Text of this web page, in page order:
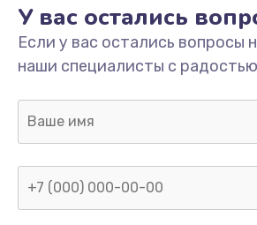
У вас остались
Если у вас остались вопросы
наши специалисты с